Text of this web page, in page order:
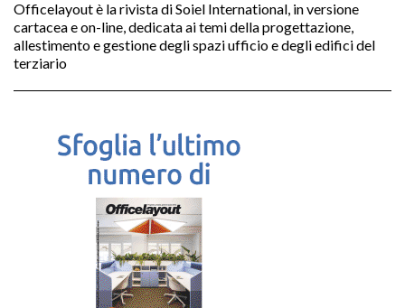
Officelayout è la rivista di Soiel International, in versione
cartacea e on-line, dedicata ai temi della progettazione,
allestimento e gestione degli spazi ufficio e degli edifici del
terziario